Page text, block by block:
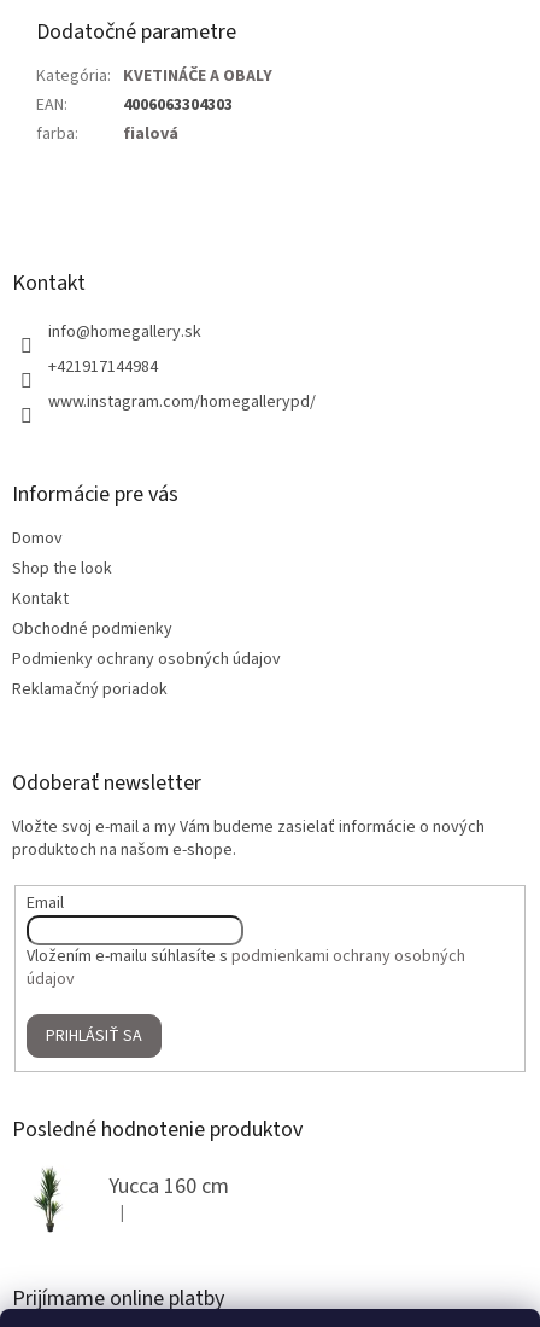
Dodatočné parametre
Kategória: KVETINÁČE A OBALY
EAN:
4006063304303
farba: fialová
Kontakt
info@homegallery.sk
+421917144984
www.instagram.com/homegallerypd/
Informácie pre vás
Domov
Shop the look
Kontakt
Obchodné podmienky
Podmienky ochrany osobných údajov
Reklamačný poriadok
Odoberať newsletter
Vložte svoj e-mail a my Vám budeme zasielať informácie o nových
produktoch na našom e-shope.
Email
Vložením e-mailu súhlasíte s podmienkami ochrany osobných
údajov
PRIHLÁSIŤ SA
Posledné hodnotenie produktov
Yucca 160 cm
Hodnotenie produktu je 5 z 5 hviezdičiek.
|
Prijímame online platby